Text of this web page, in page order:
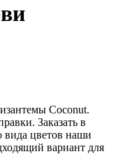
Coconut.
Заказать в
вида цветов наши
вариант для